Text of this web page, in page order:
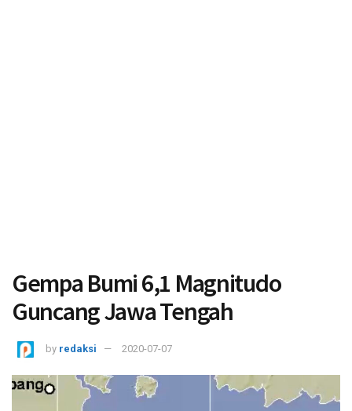
Gempa Bumi 6,1 Magnitudo
Guncang Jawa Tengah
by redaksi 2020-07-07